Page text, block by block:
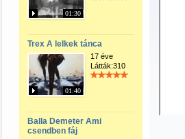
01:30
Trex A lelkek tánca
01:40
17 éve
Látták:310
Balla Demeter Ami
csendben fáj